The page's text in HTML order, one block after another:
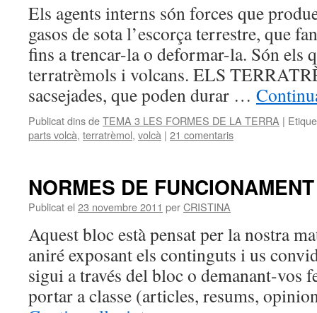
Els agents interns són forces que
gasos de sota l’escorça terrestre, que
fins a trencar-la o deformar-la. Són els
terratrèmols i volcans. ELS
sacsejades, que poden durar …
Publicat dins deTEMA 3 LES FORMES DE LA TERRA |
parts volcà, terratrèmol, volcà | 21 comentaris
NORMES DE FUNCIONAMENT
Publicat el 23 novembre 2011 perCRISTINA
Aquest bloc està pensat per la nostra
aniré exposant els continguts i us
sigui a través del bloc o demanant-vos
portar a classe (articles, resums,